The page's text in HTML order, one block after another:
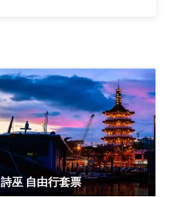
詩巫 自由行套票